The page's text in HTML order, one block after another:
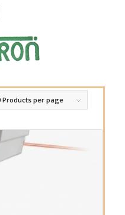
Products per page